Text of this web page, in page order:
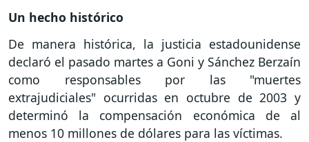
Un hecho histórico
De manera histórica, la justicia estadounidense
declaró el pasado martes a Goni y Sánchez Berzaín
como responsables por las "muertes
extrajudiciales" ocurridas en octubre de 2003 y
determinó la compensación económica de al
menos 10 millones de dólares para las víctimas.